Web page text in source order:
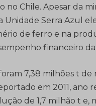
no Chile. Apesar da
Unidade Serra Azul
de ferro e na
financeiro da
7,38 milhões t
em 2011,
de 1,7 milhão t